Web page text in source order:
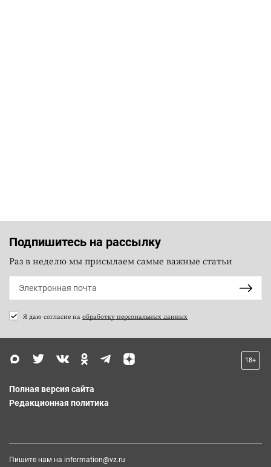
Подпишитесь на рассылку
Раз в неделю мы присылаем самые важные статьи
Я даю согласие на обработку персональных данных
18+
Полная версия сайта
Редакционная политика
Пишите нам на information@vz.ru